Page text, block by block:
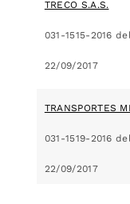
TRECO S.A.S.
031-1515-2016
22/09/2017
TRANSPORTES
031-1519-2016
22/09/2017